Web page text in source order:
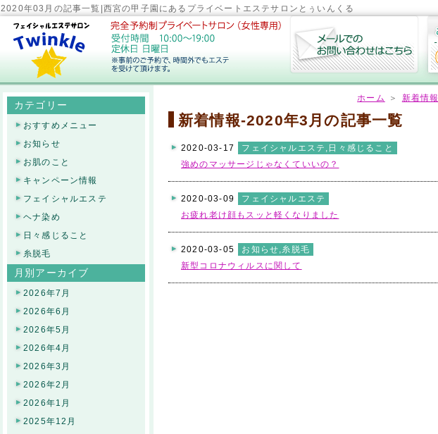
2020年03月の記事一覧|西宮の甲子園にあるプライベートエステサロンとぅいんくる
ホーム ＞ 新着情報
新着情報-2020年3月の記事一覧
2020-03-17 フェイシャルエステ , 日々感じること
強めのマッサージじゃなくていいの？
2020-03-09
フェイシャルエステ
お疲れ老け顔もスッと軽くなりました
2020-03-05 お知らせ,糸脱毛
新型コロナウィルスに関して
カテゴリー
おすすめメニュー
お知らせ
お肌のこと
キャンペーン情報
フェイシャルエステ
ヘナ染め
日々感じること
糸脱毛
月別アーカイブ
2026年7月
2026年6月
2026年5月
2026年4月
2026年3月
2026年2月
2026年1月
2025年12月